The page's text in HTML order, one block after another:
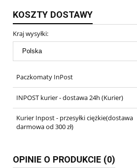
KOSZTY DOSTAWY
Kraj wysyłki:
Paczkomaty InPost
INPOST kurier - dostawa 24h (Kurier)
Kurier Inpost - przesyłki ciężkie(dostawa
darmowa od 300 zł)
OPINIE O PRODUKCIE (0)